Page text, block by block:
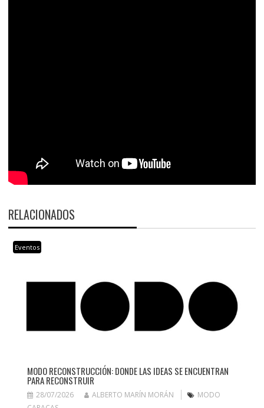
RELACIONADOS
Eventos
MODO RECONSTRUCCIÓN: DONDE LAS IDEAS SE ENCUENTRAN
PARA RECONSTRUIR
28/07/2026 ALBERTO MARÍN MORÁN
MODO